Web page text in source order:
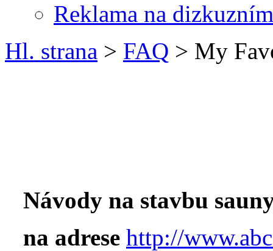
Reklama na
Hl. strana > FAQ > My
Návody na stavbu
na adrese http://